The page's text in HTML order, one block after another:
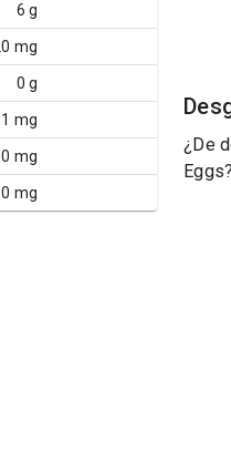
6 g
mg
0 g
1 mg
mg
0 mg
¿De
Eggs?